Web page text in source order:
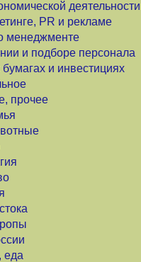
деятельности
PR и рекламе
менеджменте
и подборе персонала
и инвестициях
прочее
еда